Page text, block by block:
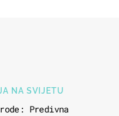
NA SVIJETU
Predivna